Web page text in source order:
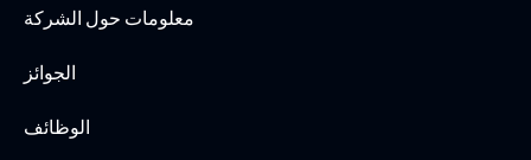
معلومات حول الشركة
الجوائز
الوظائف